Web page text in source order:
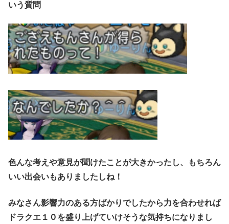
いう質問
色んな考えや意見が聞けたことが大きかったし、もちろん
いい出会いもありましたしね！
みなさん影響力のある方ばかりでしたから力を合わせれば
ドラクエ１０を盛り上げていけそうな気持ちになりまし